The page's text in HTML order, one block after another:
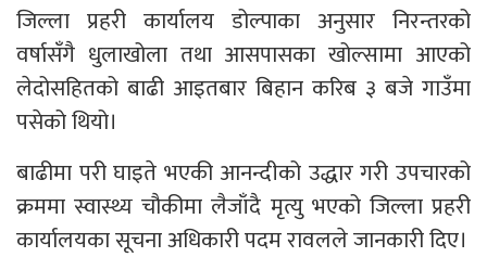
जिल्ला प्रहरी कार्यालय डोल्पाका अनुसार निरन्तरको
वर्षासँगै धुलाखोला तथा आसपासका खोल्सामा आएको
लेदोसहितको बाढी आइतबार बिहान करिब ३ बजे गाउँमा
पसेको थियो।
बाढीमा परी घाइते भएकी आनन्दीको उद्धार गरी उपचारको
क्रममा स्वास्थ्य चौकीमा लैजाँदै मृत्यु भएको जिल्ला प्रहरी
कार्यालयका सूचना अधिकारी पदम रावलले जानकारी दिए।